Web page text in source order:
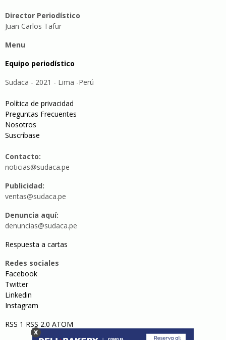
Director Periodístico
Juan Carlos Tafur
Menu
Equipo periodístico
Sudaca - 2021 - Lima -Perú
Política de privacidad
Preguntas Frecuentes
Nosotros
Suscríbase
Contacto:
noticias@sudaca.pe
Publicidad:
ventas@sudaca.pe
Denuncia aquí:
denuncias@sudaca.pe
Respuesta a cartas
Redes sociales
Facebook
Twitter
Linkedin
Instagram
RSS 1 RSS 2.0 ATOM
x